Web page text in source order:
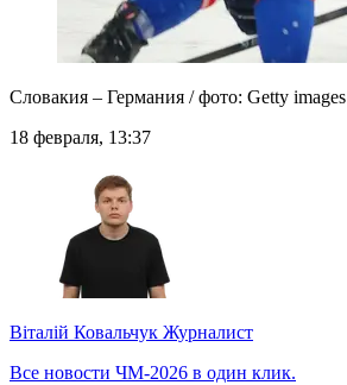
Словакия – Германия / фото: Getty images
18 февраля, 13:37
Віталій Ковальчук Журналист
Все новости ЧМ-2026 в один клик.